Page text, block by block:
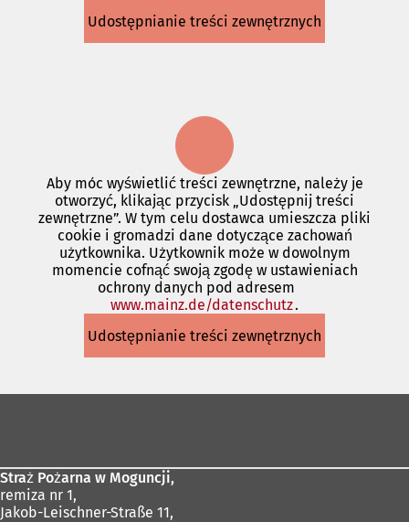
w
nowej
Udostępnianie treści zewnętrznych
Aby móc wyświetlić treści zewnętrzne, należy je
otworzyć, klikając przycisk „Udostępnij treści
zewnętrzne”. W tym celu dostawca umieszcza pliki
cookie i gromadzi dane dotyczące zachowań
użytkownika. Użytkownik może w dowolnym
momencie cofnąć swoją zgodę w ustawieniach
ochrony danych pod adresem
www.mainz.de/datenschutz(Otwiera
w
nowej
.
Udostępnianie treści zewnętrznych
Straż Pożarna w Moguncji,
remiza nr 1,
Jakob-Leischner-Straße 11,